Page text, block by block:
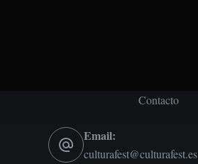
Contacto
Email:
culturafest@culturafest.es